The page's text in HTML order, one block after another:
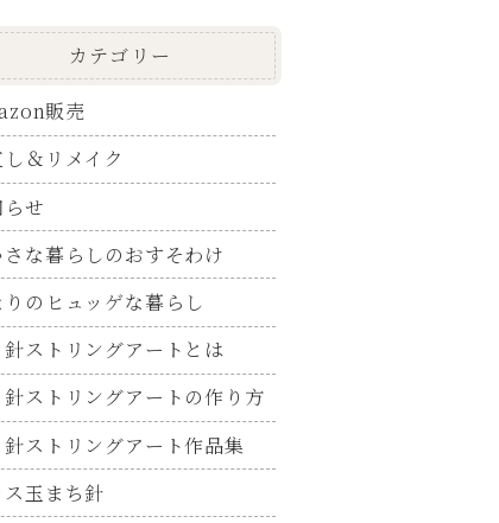
カテゴリー
販売
＆リメイク
せ
さな暮らしのおすそわけ
りのヒュッゲな暮らし
針ストリングアートとは
針ストリングアートの作り方
針ストリングアート作品集
ス玉まち針